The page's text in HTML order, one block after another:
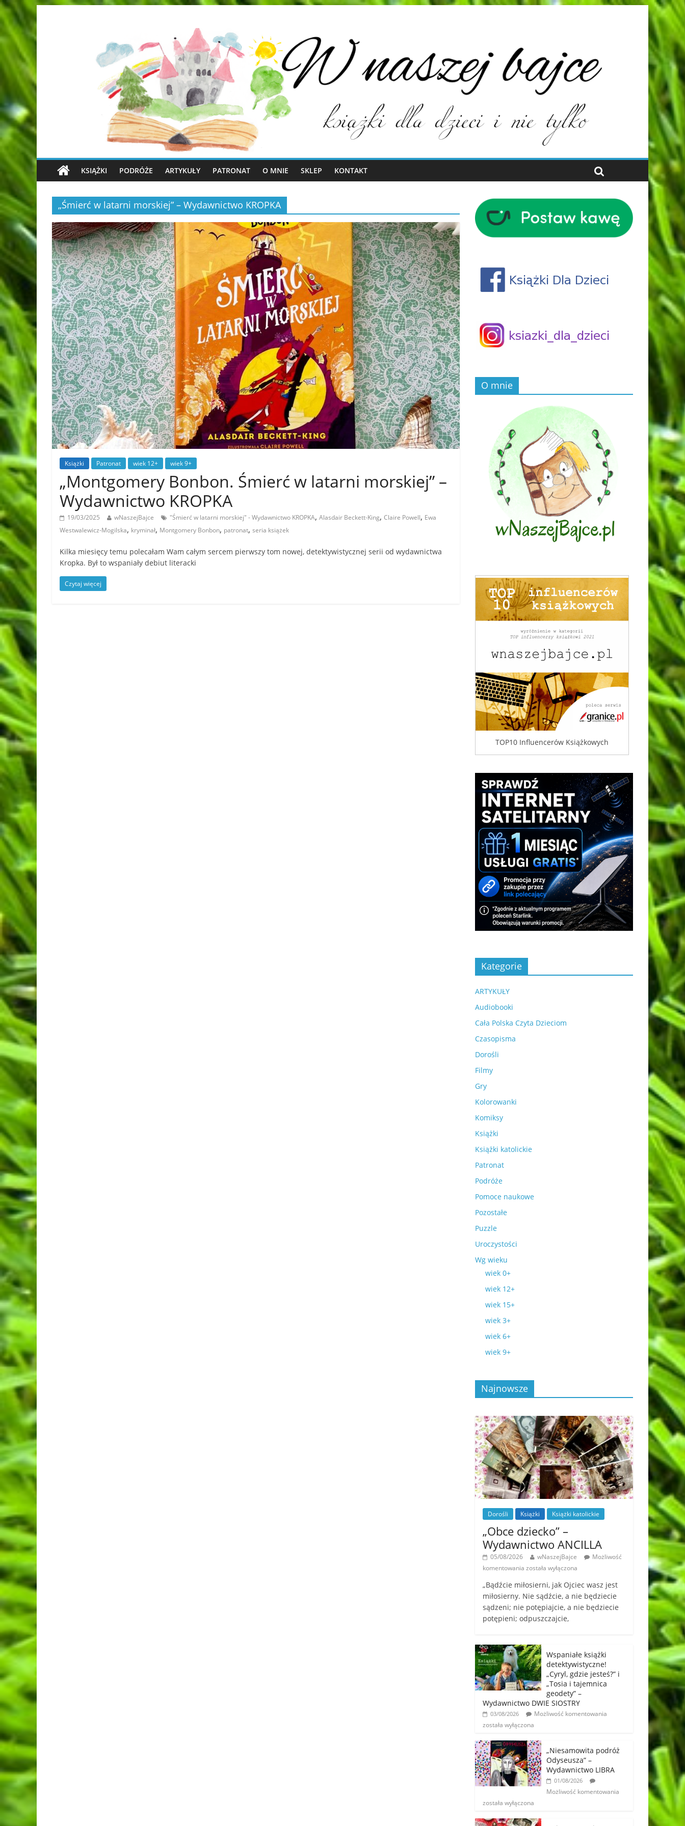
KSIĄŻKI PODRÓŻE ARTYKUŁY PATRONAT O MNIE SKLEP KONTAKT
„Śmierć w latarni morskiej” – Wydawnictwo KROPKA
Książki Patronat wiek 12+ wiek 9+
„Montgomery Bonbon. Śmierć w latarni morskiej” –
Wydawnictwo KROPKA
19/03/2025 wNaszejBajce "Śmierć w latarni morskiej" - Wydawnictwo KROPKA, Alasdair Beckett-King, Claire Powell, Ewa
Westwalewicz-Mogilska, kryminał, Montgomery Bonbon, patronat, seria książek
Kilka miesięcy temu polecałam Wam całym sercem pierwszy tom nowej, detektywistycznej serii od wydawnictwa
Kropka. Był to wspaniały debiut literacki
Czytaj więcej
O mnie
TOP10 Influencerów Książkowych
Kategorie
ARTYKUŁY
Audiobooki
Cała Polska Czyta Dzieciom
Czasopisma
Dorośli
Filmy
Gry
Kolorowanki
Komiksy
Książki
Książki katolickie
Patronat
Podróże
Pomoce naukowe
Pozostałe
Puzzle
Uroczystości
Wg wieku
wiek 0+
wiek 12+
wiek 15+
wiek 3+
wiek 6+
wiek 9+
Najnowsze
Dorośli Książki Książki katolickie
„Obce dziecko” –
Wydawnictwo ANCILLA
05/08/2026 wNaszejBajce
Możliwość
komentowania została wyłączona
„Bądźcie miłosierni, jak Ojciec wasz jest
miłosierny. Nie sądźcie, a nie będziecie
sądzeni; nie potępiajcie, a nie będziecie
potępieni; odpuszczajcie,
Wspaniałe książki
detektywistyczne!
„Cyryl, gdzie jesteś?” i
„Tosia i tajemnica
geodety” –
Wydawnictwo DWIE SIOSTRY
03/08/2026
Możliwość komentowania
została wyłączona
„Niesamowita podróż
Odyseusza” –
Wydawnictwo LIBRA
01/08/2026
Możliwość komentowania
została wyłączona